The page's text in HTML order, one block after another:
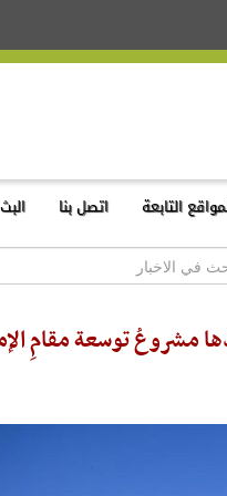
التابعة اتصل بنا
مشروعُ توسعة مقامِ